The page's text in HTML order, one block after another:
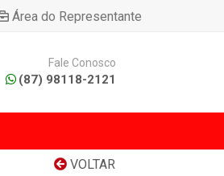
Área do Representante
Fale Conosco
(87) 98118-2121
VOLTAR